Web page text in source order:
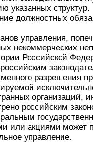
указанных структур.
должностных
управления,
некоммерческих
Российской
разрешения
организаций,
российским
или акциями может
управление.